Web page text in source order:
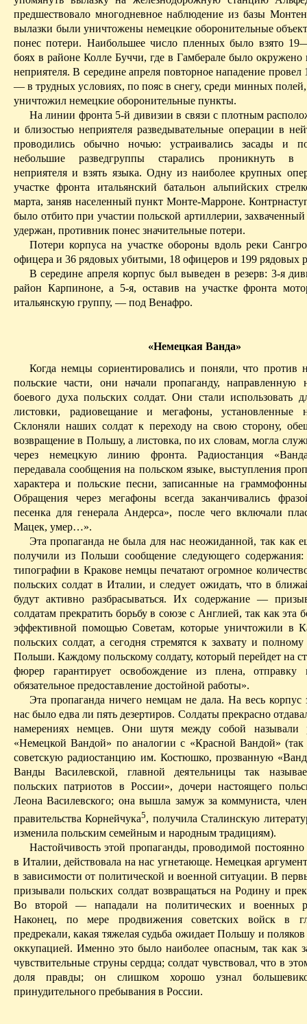
предшествовало многодневное наблюдение из базы
вылазки были уничтожены немецкие оборонительные
понес потери. Наибольшее число пленных было взято
боях в районе Колле Буччи, где в Гамберале было окружено
неприятеля. В середине апреля повторное нападение провел
— в трудных условиях, по пояс в снегу, среди минных
уничтожил немецкие оборонительные пункты.
На линии фронта 5-й дивизии в связи с плотным
и близостью неприятеля разведывательные операции в
проводились обычно ночью: устраивались засады и
небольшие разведгруппы старались проникнуть в
неприятеля и взять языка. Одну из наиболее крупных
участке фронта итальянский батальон альпийских
марта, заняв населенный пунктМонте-Марроне.
было отбито при участии польской артиллерии,
удержан, противник понес значительные потери.
Потери корпуса на участке обороны вдоль рекиСангро
офицера и 36 рядовых убитыми, 18 офицеров и 199 рядовых
В середине апреля корпус был выведен в резерв: 3-я
район Карпиноне, а 5-я, оставив на участке фронта
итальянскую группу, — под Венафро.
«Немецкая Ванда»
Когда немцы сориентировались и поняли, что против
польские части, они начали пропаганду, направленную
боевого духа польских солдат. Они стали использовать
листовки, радиовещание и мегафоны, установленные
Склоняли наших солдат к переходу на свою сторону,
возвращение в Польшу, а листовка, по их словам, могла
через немецкую линию фронта. Радиостанция
передавала сообщения на польском языке, выступления
характера и польские песни, записанные на
Обращения через мегафоны всегда заканчивались
песенка для генерала Андерса», после чего включали
Мацек, умер…».
Эта пропаганда не была для нас неожиданной, так как
получили из Польши сообщение следующего
типографии в Кракове немцы печатают огромное
польских солдат в Италии, и следует ожидать, что в
будут активно разбрасываться. Их содержание —
солдатам прекратить борьбу в союзе с Англией, так как эта
эффективной помощью Советам, которые уничтожили в
польских солдат, а сегодня стремятся к захвату и
Польши. Каждому польскому солдату, который перейдет на
фюрер гарантирует освобождение из плена,
обязательное предоставление достойной работы».
Эта пропаганда ничего немцам не дала. На весь корпус
нас было едва ли пять дезертиров. Солдаты прекрасно
намерениях немцев. Они шутя между собой называли
«Немецкой Вандой» по аналогии с «Красной Вандой»
советскую радиостанцию им. Костюшко, прозванную
Ванды Василевской, главной деятельницы так
польских патриотов в России», дочери настоящего
Леона Василев­ского; она вышла замуж за коммуниста,
правительства Корнейчука5, получила Сталинскую
изменила польским семейным и народным традициям).
Настойчивость этой пропаганды, проводимой
в Италии, действовала на нас угнетающе. Немецкая
в зависимости от политической и военной ситуации. В
призывали польских солдат возвращаться на Родину и
Во второй — нападали на политических и военных
Наконец, по мере продвижения советских войск в
предрекали, какая тяжелая судьба ожидает Польшу и
оккупацией. Именно это было наиболее опасным, так как
чувствительные струны серд­ца; солдат чувствовал, что в
доля правды; он слишком хорошо узнал
принудительного пребывания в России.